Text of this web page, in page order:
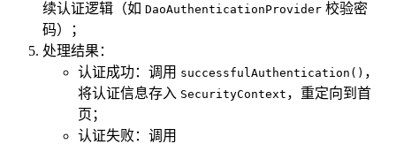
续认证逻辑（如 DaoAuthenticationProvider 校验密
码）；
处理结果：
认证成功：调用 successfulAuthentication() ，
将认证信息存入 SecurityContext ，重定向到首
页；
认证失败：调用